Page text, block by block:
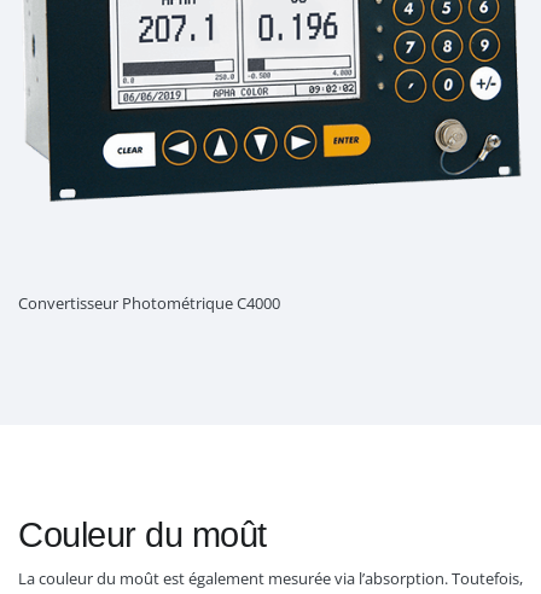
Convertisseur Photométrique C4000
Couleur du moût
La couleur du moût est également mesurée via l’absorption. Toutefois,